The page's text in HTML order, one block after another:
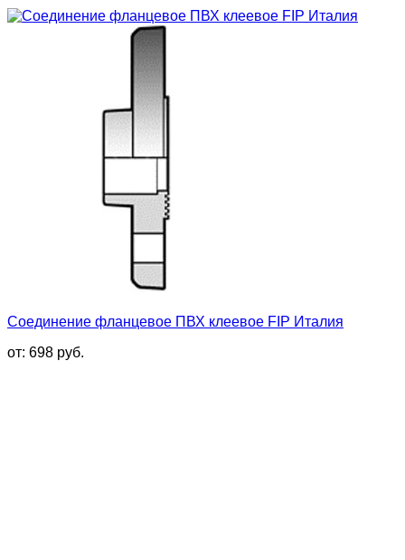
Соединение фланцевое ПВХ клеевое FIP Италия
от: 698 руб.